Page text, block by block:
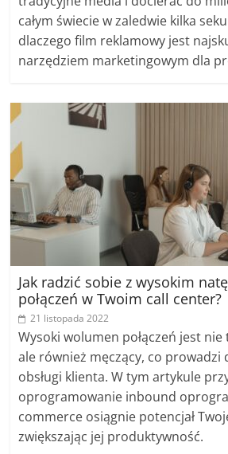
całym świecie w zaledwie kilka
dlaczego film reklamowy jest
narzędziem marketingowym dla
Jak radzić sobie z wysokim
połączeń w Twoim call center?
21 listopada 2022
Wysoki wolumen połączeń jest
ale również męczący, co prowadzi
obsługi klienta. W tym artykule
oprogramowanie inbound
commerce osiągnie potencjał
zwiększając jej produktywność.